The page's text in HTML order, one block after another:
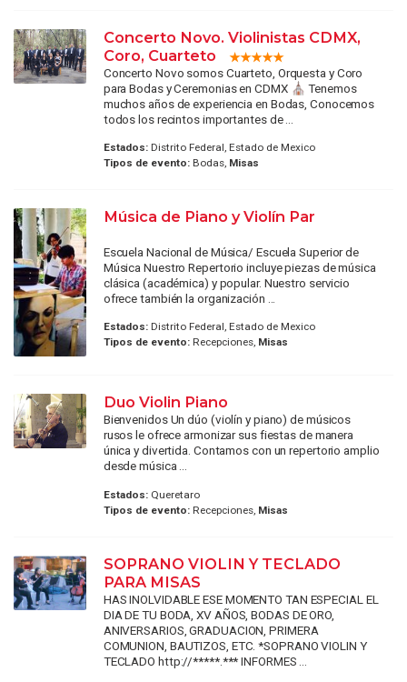
Concerto Novo. Violinistas CDMX,
Coro, Cuarteto
Concerto Novo somos Cuarteto, Orquesta y Coro
para Bodas y Ceremonias en CDMX ⛪️ Tenemos
muchos años de experiencia en Bodas, Conocemos
todos los recintos importantes de ...
Estados:Distrito Federal, Estado de Mexico
Tipos de evento:Bodas, Misas
Música de Piano y Violín Par
Escuela Nacional de Música/ Escuela Superior de
Música Nuestro Repertorio incluye piezas de música
clásica (académica) y popular. Nuestro servicio
ofrece también la organización ...
Estados:Distrito Federal, Estado de Mexico
Tipos de evento:Recepciones, Misas
Duo Violin Piano
Bienvenidos Un dúo (violín y piano) de músicos
rusos le ofrece armonizar sus fiestas de manera
única y divertida. Contamos con un repertorio amplio
desde música ...
Estados:Queretaro
Tipos de evento:Recepciones, Misas
SOPRANO VIOLIN Y TECLADO
PARA MISAS
HAS INOLVIDABLE ESE MOMENTO TAN ESPECIAL EL
DIA DE TU BODA, XV AÑOS, BODAS DE ORO,
ANIVERSARIOS, GRADUACION, PRIMERA
COMUNION, BAUTIZOS, ETC. *SOPRANO VIOLIN Y
TECLADO http://*****.*** INFORMES ...